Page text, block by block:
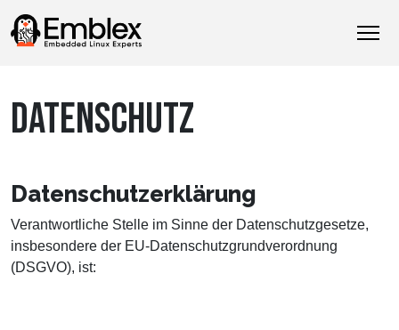
DATENSCHUTZ
Datenschutzerklärung
Verantwortliche Stelle im Sinne der Datenschutzgesetze,
insbesondere der EU-Datenschutzgrundverordnung
(DSGVO), ist: